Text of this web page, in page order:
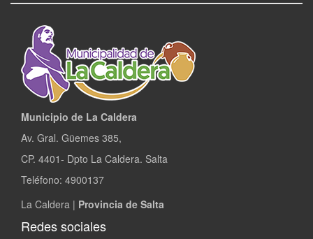
Municipio de La Caldera
Av. Gral. Güemes 385,
CP. 4401- Dpto La Caldera. Salta
Teléfono: 4900137
La Caldera | Provincia de Salta
Redes sociales